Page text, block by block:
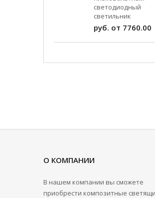
светодиодный
светильник
руб. от 7760.00
О КОМПАНИИ
В нашем компании вы сможете
приобрести композитные